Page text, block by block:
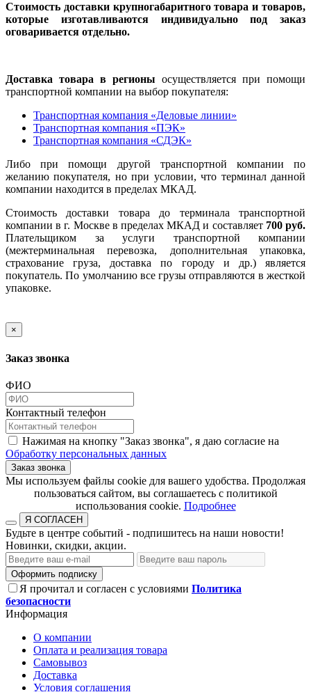
Стоимость доставки крупногабаритного товара и товаров,
которые изготавливаются индивидуально под заказ
оговаривается отдельно.
Доставка товара в регионы осуществляется при помощи
транспортной компании на выбор покупателя:
Транспортная компания «Деловые линии»
Транспортная компания «ПЭК»
Транспортная компания «СДЭК»
Либо при помощи другой транспортной компании по
желанию покупателя, но при условии, что терминал данной
компании находится в пределах МКАД.
Стоимость доставки товара до терминала транспортной
компании в г. Москве в пределах МКАД и составляет 700 руб.
Плательщиком за услуги транспортной компании
(межтерминальная перевозка, дополнительная упаковка,
страхование груза, доставка по городу и др.) является
покупатель. По умолчанию все грузы отправляются в жесткой
упаковке.
×
Заказ звонка
ФИО
Контактный телефон
Нажимая на кнопку "Заказ звонка", я даю согласие на
Обработку персональных данных
Заказ звонка
​​​​​​​Мы используем файлы cookie для вашего удобства. Продолжая
пользоваться сайтом, вы соглашаетесь с политикой
использования cookie.​​​​​​​ Подробнее
Я СОГЛАСЕН
Будьте в центре событий - подпишитесь на наши новости!
Новинки, скидки, акции.
Оформить подписку
Я прочитал и согласен с условиями Политика
безопасности
Информация
О компании
Оплата и реализация товара
Самовывоз
Доставка
Условия соглашения